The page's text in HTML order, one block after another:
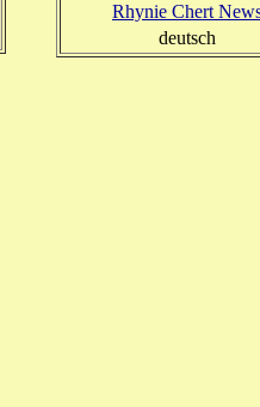
Rhynie Chert
deutsch